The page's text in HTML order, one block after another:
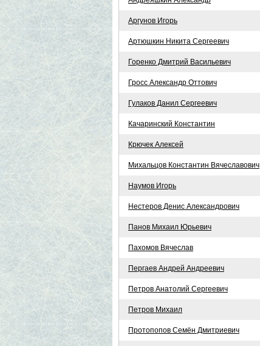
Аргунов Игорь
Артюшкин Никита Сергеевич
Горенко Дмитрий Васильевич
Гросс Александр Оттович
Гулаков Данил Сергеевич
Качаринский Константин
Крючек Алексей
Михальцов Константин Вячеславович
Наумов Игорь
Нестеров Денис Александрович
Панов Михаил Юрьевич
Пахомов Вячеслав
Пергаев Андрей Андреевич
Петров Анатолий Сергеевич
Петров Михаил
Протопопов Семён Дмитриевич